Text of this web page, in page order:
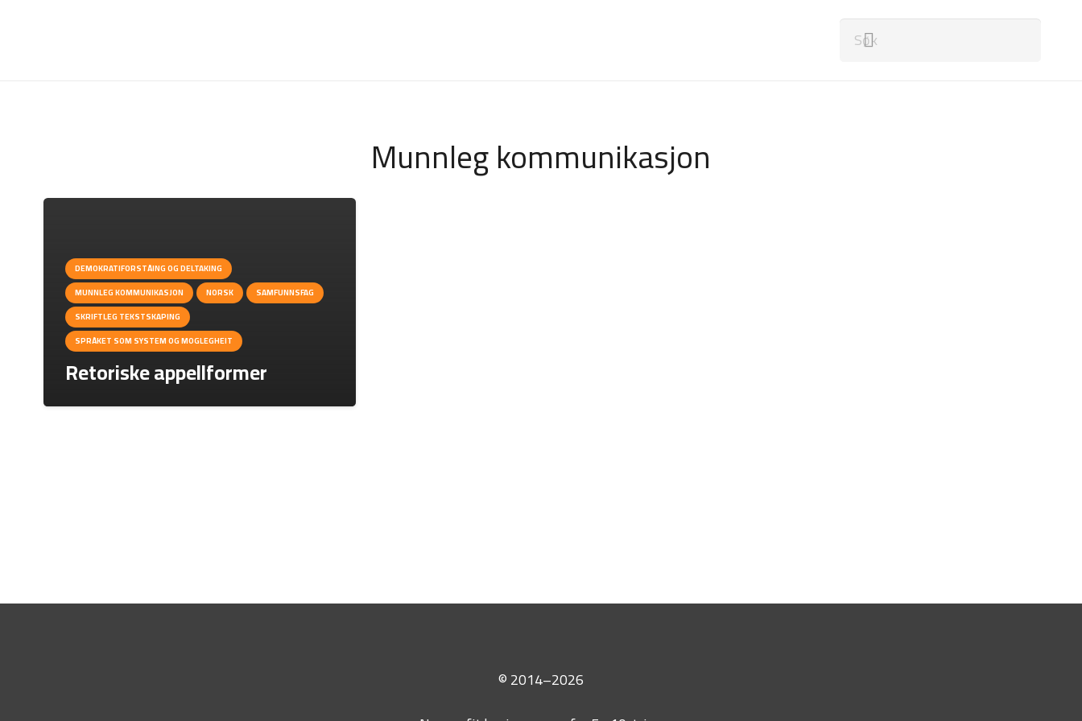
Munnleg kommunikasjon
DEMOKRATIFORSTÅING OG DELTAKING
MUNNLEG KOMMUNIKASJON
NORSK
SAMFUNNSFAG
SKRIFTLEG TEKSTSKAPING
SPRÅKET SOM SYSTEM OG MOGLEGHEIT
Retoriske appellformer
© 2014–2026